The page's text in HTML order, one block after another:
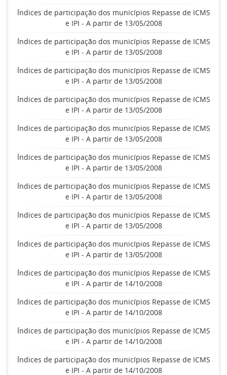
Índices de participação dos municípios Repasse de ICMS
e IPI - A partir de 13/05/2008
Índices de participação dos municípios Repasse de ICMS
e IPI - A partir de 13/05/2008
Índices de participação dos municípios Repasse de ICMS
e IPI - A partir de 13/05/2008
Índices de participação dos municípios Repasse de ICMS
e IPI - A partir de 13/05/2008
Índices de participação dos municípios Repasse de ICMS
e IPI - A partir de 13/05/2008
Índices de participação dos municípios Repasse de ICMS
e IPI - A partir de 13/05/2008
Índices de participação dos municípios Repasse de ICMS
e IPI - A partir de 13/05/2008
Índices de participação dos municípios Repasse de ICMS
e IPI - A partir de 13/05/2008
Índices de participação dos municípios Repasse de ICMS
e IPI - A partir de 13/05/2008
Índices de participação dos municípios Repasse de ICMS
e IPI - A partir de 14/10/2008
Índices de participação dos municípios Repasse de ICMS
e IPI - A partir de 14/10/2008
Índices de participação dos municípios Repasse de ICMS
e IPI - A partir de 14/10/2008
Índices de participação dos municípios Repasse de ICMS
e IPI - A partir de 14/10/2008